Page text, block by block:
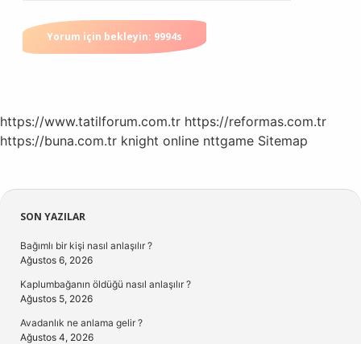
https://www.tatilforum.com.tr https://reformas.com.tr
https://buna.com.tr knight online nttgame Sitemap
Sidebar
SON YAZILAR
Bağımlı bir kişi nasıl anlaşılır ?
Ağustos 6, 2026
Kaplumbağanın öldüğü nasıl anlaşılır ?
Ağustos 5, 2026
Avadanlık ne anlama gelir ?
Ağustos 4, 2026